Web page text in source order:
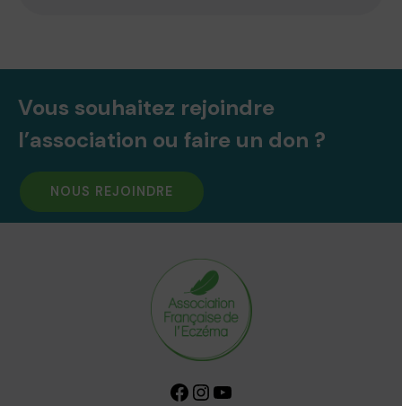
Vous souhaitez rejoindre
l’association ou faire un don ?
NOUS REJOINDRE
Facebook InstagramYouTube